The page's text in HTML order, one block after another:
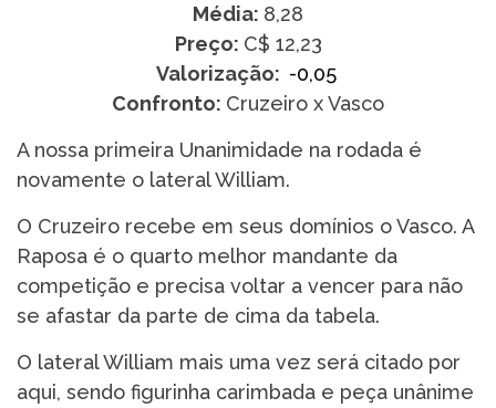
Média: 8,28
Preço: C$ 12,23
Valorização: -0,05
Confronto: Cruzeiro x Vasco
A nossa primeira Unanimidade na rodada é
novamente o lateral William.
O Cruzeiro recebe em seus domínios o Vasco. A
Raposa é o quarto melhor mandante da
competição e precisa voltar a vencer para não
se afastar da parte de cima da tabela.
O lateral William mais uma vez será citado por
aqui, sendo figurinha carimbada e peça unânime